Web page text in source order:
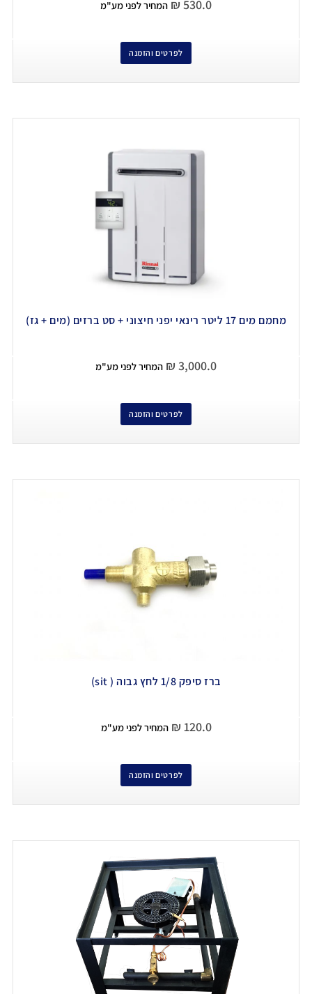
₪ 530.0 המחיר לפני מע"מ
לפרטים והזמנה
מחמם מים 17 ליטר רינאי יפני חיצוני + סט ברזים (מים + גז)
₪ 3,000.0 המחיר לפני מע"מ
לפרטים והזמנה
ברז סיפק 1/8 לחץ גבוה ( sit)
₪ 120.0 המחיר לפני מע"מ
לפרטים והזמנה